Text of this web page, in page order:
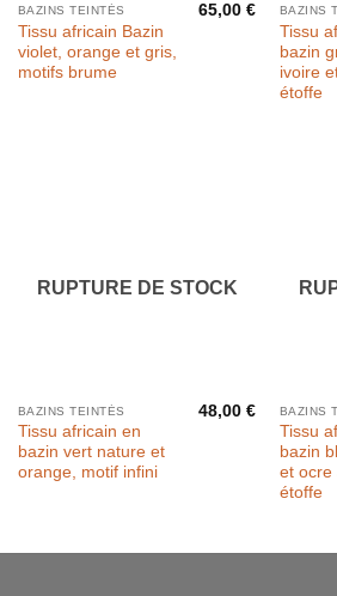
BAZINS TEINTÉS
Tissu africain Bazin
violet, orange et gris,
motifs brume
65,00€ BAZINS
Tissu
bazin
ivoire
étoffe
RUPTURE DE STOCK
BAZINS TEINTÉS
Tissu africain en
bazin vert nature et
orange, motif infini
48,00€ BAZINS
Tissu
bazin
et ocre
étoffe